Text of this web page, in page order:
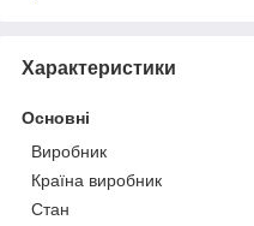
Характеристики
Основні
Виробник
Країна виробник
Стан